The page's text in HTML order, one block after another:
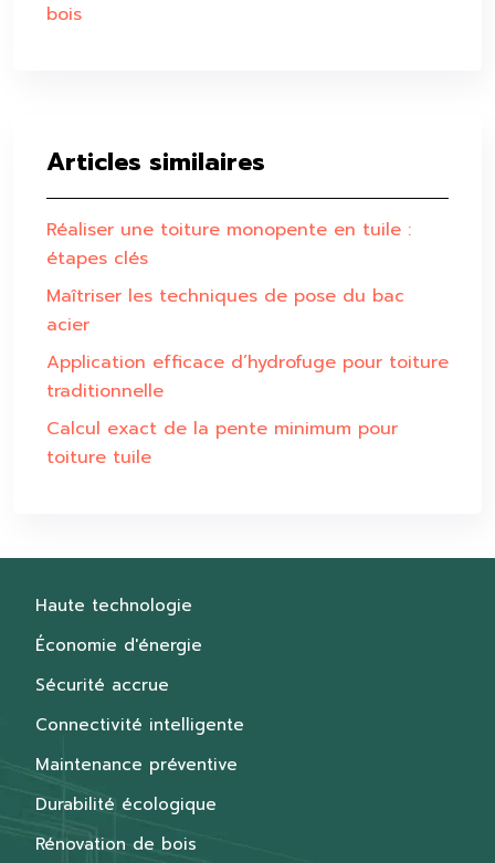
bois
Articles similaires
Réaliser une toiture monopente en tuile :
étapes clés
Maîtriser les techniques de pose du bac
acier
Application efficace d’hydrofuge pour toiture
traditionnelle
Calcul exact de la pente minimum pour
toiture tuile
Haute technologie
Économie d'énergie
Sécurité accrue
Connectivité intelligente
Maintenance préventive
Durabilité écologique
Rénovation de bois